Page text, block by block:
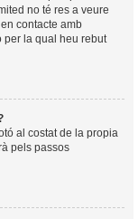
no té res a veure
contacte amb
per la qual heu rebut
al costat de la propia
pels passos